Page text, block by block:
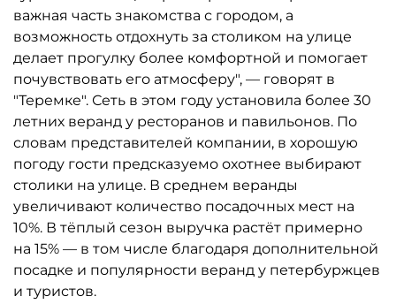
важная часть знакомства с городом, а
возможность отдохнуть за столиком на улице
делает прогулку более комфортной и помогает
почувствовать его атмосферу", — говорят в
"Теремке". Сеть в этом году установила более 30
летних веранд у ресторанов и павильонов. По
словам представителей компании, в хорошую
погоду гости предсказуемо охотнее выбирают
столики на улице. В среднем веранды
увеличивают количество посадочных мест на
10%. В тёплый сезон выручка растёт примерно
на 15% — в том числе благодаря дополнительной
посадке и популярности веранд у петербуржцев
и туристов.